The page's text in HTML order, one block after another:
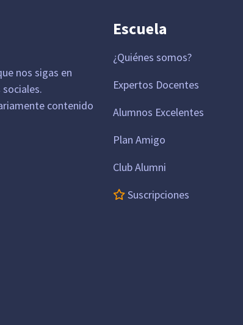
nos sigas en
contenido
Escuela
¿Quiénes somos?
Expertos Docentes
Alumnos Excelentes
Plan Amigo
Club Alumni
Suscripciones